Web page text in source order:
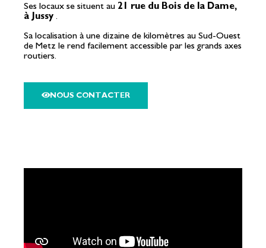
Ses locaux se situent au 21 rue du Bois de la Dame,
à Jussy .
Sa localisation à une dizaine de kilomètres au Sud-Ouest
de Metz le rend facilement accessible par les grands axes
routiers.
NOUS CONTACTER